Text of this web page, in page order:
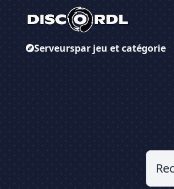
Serveurspar jeu et catégorie